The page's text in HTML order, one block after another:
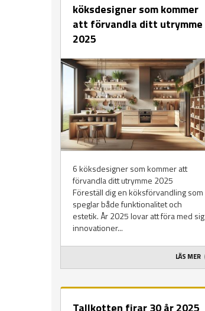
köksdesigner som kommer
att förvandla ditt utrymme
2025
6 köksdesigner som kommer att
förvandla ditt utrymme 2025
Föreställ dig en köksförvandling som
speglar både funktionalitet och
estetik. År 2025 lovar att föra med sig
innovationer...
LÄS MER